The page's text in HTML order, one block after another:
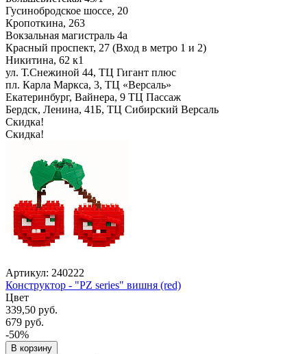
Гусинобродское шоссе, 20
Кропоткина, 263
Вокзальная магистраль 4а
Красный проспект, 27 (Вход в метро 1 и 2)
Никитина, 62 к1
ул. Т.Снежиной 44, ТЦ Гигант плюс
пл. Карла Маркса, 3, ТЦ «Версаль»
Екатеринбург, Вайнера, 9 ТЦ Пассаж
Бердск, Ленина, 41Б, ТЦ Сибирский Версаль
Скидка!
Скидка!
Артикул: 240222
Конструктор - "PZ series" вишня (red)
Цвет
339,50 руб.
679 руб.
-50%
В корзину